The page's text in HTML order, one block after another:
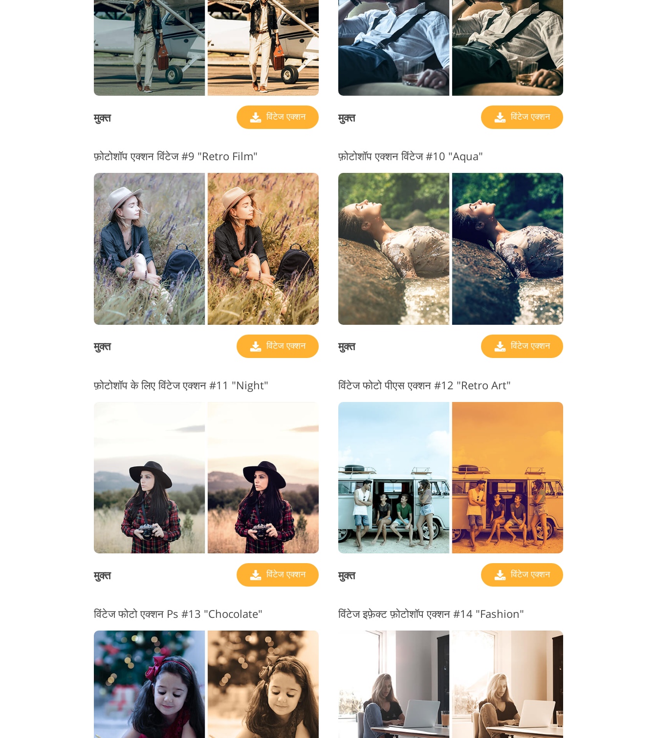
मुक्त विंटेज एक्शन मुक्त विंटेज एक्शन
फ़ोटोशॉप एक्शन विंटेज #9 "Retro Film"
मुक्त विंटेज एक्शन
फ़ोटोशॉप एक्शन विंटेज #10 "Aqua"
मुक्त विंटेज एक्शन
फ़ोटोशॉप के लिए विंटेज एक्शन #11 "Night"
मुक्त विंटेज एक्शन
विंटेज फोटो पीएस एक्शन #12 "Retro Art"
मुक्त विंटेज एक्शन
विंटेज फोटो एक्शन Ps #13 "Chocolate" विंटेज इफ़ेक्ट फ़ोटोशॉप एक्शन #14 "Fashion"